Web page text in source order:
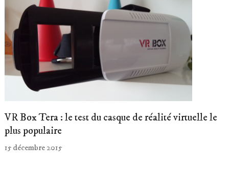
VR Box Tera : le test du casque de réalité virtuelle le
plus populaire
15 décembre 2015